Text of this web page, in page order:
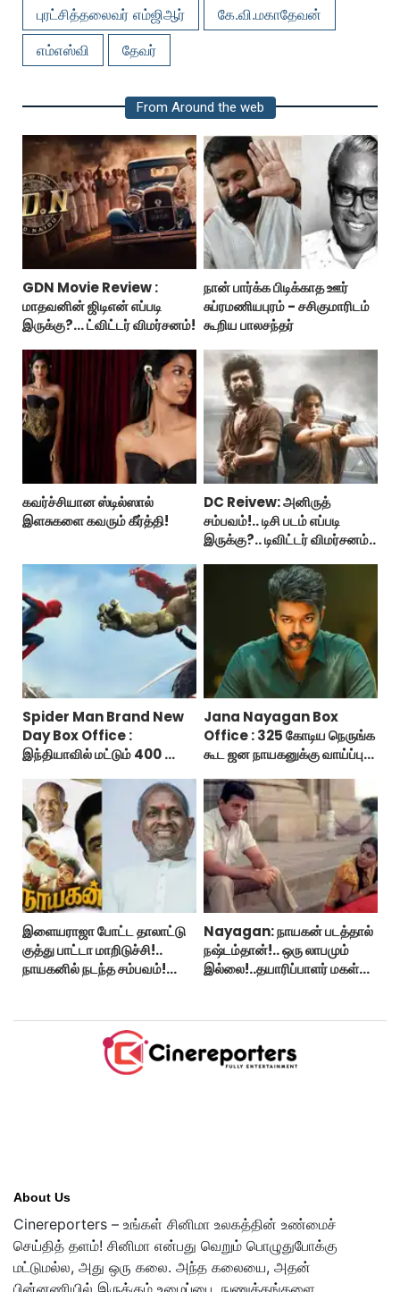
புரட்சித்தலைவர் எம்ஜிஆர்
கே.வி.மகாதேவன்
எம்எஸ்வி
தேவர்
From Around the web
GDN Movie Review :
மாதவனின் ஜிடிஎன் எப்படி
இருக்கு?... ட்விட்டர் விமர்சனம்!
நான் பார்க்க பிடிக்காத ஊர்
சுப்ரமணியபுரம் - சசிகுமாரிடம்
கூறிய பாலசந்தர்
கவர்ச்சியான ஸ்டில்ஸால்
இளசுகளை கவரும் கீர்த்தி!
DC Reivew: அனிருத்
சம்பவம்!.. டிசி படம் எப்படி
இருக்கு?.. டிவிட்டர் விமர்சனம்..
Spider Man Brand New
Day Box Office :
இந்தியாவில் மட்டும் 400 கோடி
பிராண்ட் நியூ டே?
Jana Nayagan Box
Office : 325 கோடிய நெருங்க
கூட ஜன நாயகனுக்கு வாய்ப்பு
இளையராஜா போட்ட தாலாட்டு
குத்து பாட்டா மாறிடுச்சி!..
நாயகனில் நடந்த சம்பவம்!...
Nayagan: நாயகன் படத்தால்
நஷ்டம்தான்!.. ஒரு லாபமும்
இல்லை!..தயாரிப்பாளர் மகள்
About Us
Cinereporters – உங்கள் சினிமா உலகத்தின் உண்மைச்
செய்தித் தளம்! சினிமா என்பது வெறும் பொழுதுபோக்கு
மட்டுமல்ல, அது ஒரு கலை. அந்த கலையை, அதன்
பின்னணியில் இருக்கும் உழைப்பை, நுணுக்கங்களை